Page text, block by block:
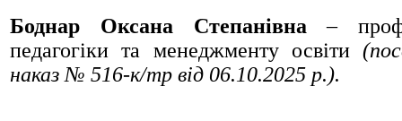
Боднар Оксана Степанівна –
педагогіки та менеджменту освіти
наказ № 516-к/тр від 06.10.2025 р.).